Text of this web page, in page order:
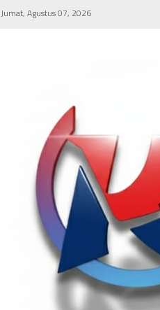
Jumat, Agustus 07, 2026